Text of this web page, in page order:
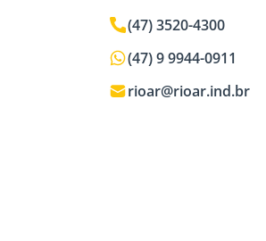
(47) 3520-4300
(47) 9 9944-0911
rioar@rioar.ind.br